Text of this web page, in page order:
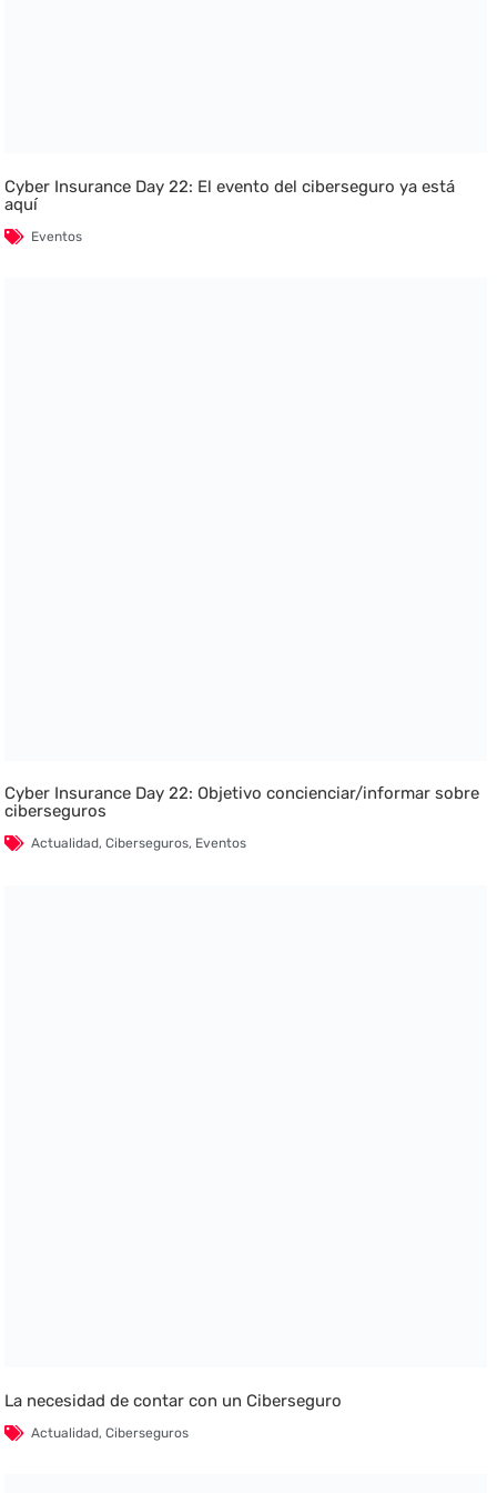
Cyber Insurance Day 22: El evento del ciberseguro ya está
aquí
Eventos
Cyber Insurance Day 22: Objetivo concienciar/informar sobre
ciberseguros
Actualidad,Ciberseguros, Eventos
La necesidad de contar con un Ciberseguro
Actualidad,Ciberseguros